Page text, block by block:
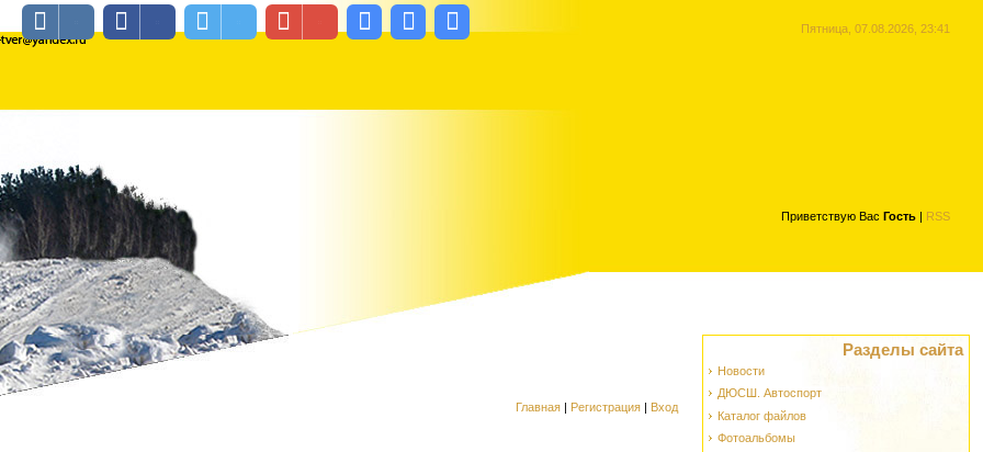
Пятница, 07.08.2026, 23:41
Приветствую Вас Гость | RSS
Главная | Регистрация | Вход
Разделы сайта
Новости
ДЮСШ. Автоспорт
Каталог файлов
Фотоальбомы